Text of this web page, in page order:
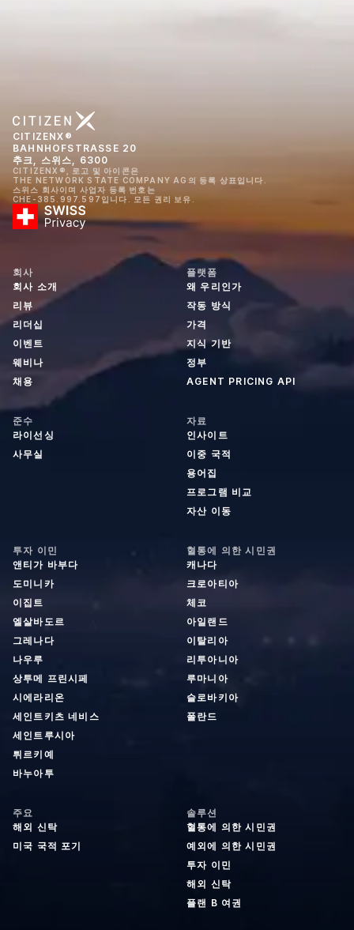
CITIZENX®
BAHNHOFSTRASSE 20
추크, 스위스, 6300
CITIZENX®, 로고 및 아이콘은
THE NETWORK STATE COMPANY AG의 등록 상표입니다.
스위스 회사이며 사업자 등록 번호는
CHE-385.997.597입니다. 모든 권리 보유.
회사
회사 소개
리뷰
리더십
이벤트
웨비나
채용
플랫폼
왜 우리인가
작동 방식
가격
지식 기반
정부
AGENT PRICING API
준수
라이선싱
사무실
자료
인사이트
이중 국적
용어집
프로그램 비교
자산 이동
투자 이민
앤티가 바부다
도미니카
이집트
엘살바도르
그레나다
나우루
상투메 프린시페
시에라리온
세인트키츠 네비스
세인트루시아
튀르키예
바누아투
혈통에 의한 시민권
캐나다
크로아티아
체코
아일랜드
이탈리아
리투아니아
루마니아
슬로바키아
폴란드
주요
해외 신탁
미국 국적 포기
솔루션
혈통에 의한 시민권
예외에 의한 시민권
투자 이민
해외 신탁
플랜 B 여권